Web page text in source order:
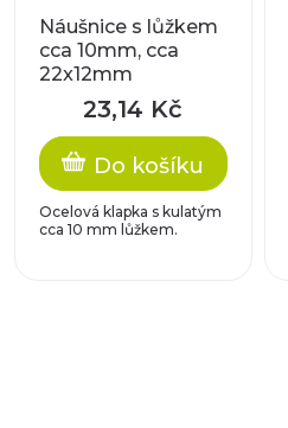
Náušnice s lůžkem
cca 10mm, cca
22x12mm
23,14 Kč
Do košíku
Ocelová klapka s kulatým
cca 10 mm lůžkem.